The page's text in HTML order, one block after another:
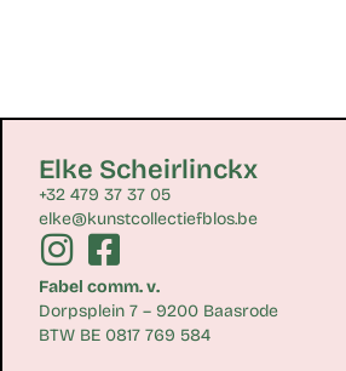
Elke Scheirlinckx
+32 479 37 37 05
elke@kunstcollectiefblos.be
Fabel comm. v.
Dorpsplein 7 – 9200 Baasrode
BTW BE 0817 769 584